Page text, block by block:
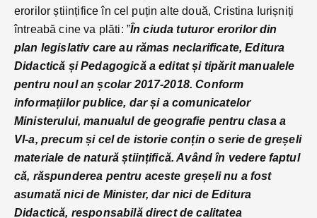
erorilor științifice în cel puțin alte două, Cristina Iurișniți
întreabă cine va plăti: ”În ciuda tuturor erorilor din
plan legislativ care au rămas neclarificate, Editura
Didactică și Pedagogică a editat și tipărit manualele
pentru noul an școlar 2017-2018. Conform
informațiilor publice, dar și a comunicatelor
Ministerului, manualul de geografie pentru clasa a
VI-a, precum și cel de istorie conțin o serie de greșeli
materiale de natură științifică. Având în vedere faptul
că, răspunderea pentru aceste greșeli nu a fost
asumată nici de Minister, dar nici de Editura
Didactică, responsabilă direct de calitatea